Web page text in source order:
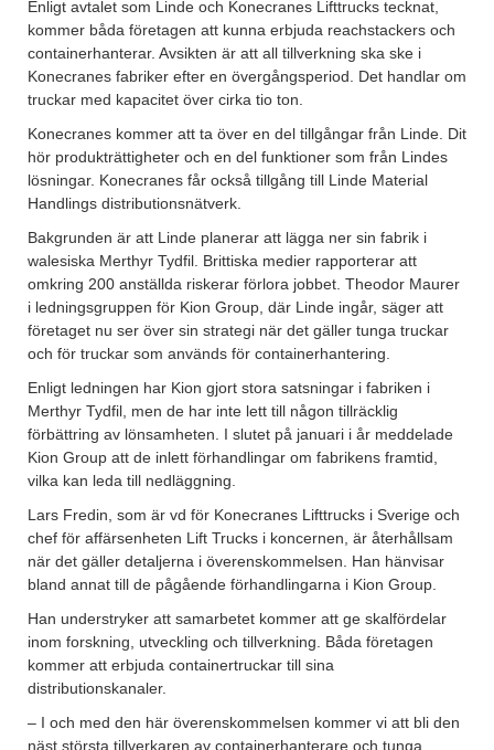
Enligt avtalet som Linde och Konecranes Lifttrucks tecknat,
kommer båda företagen att kunna erbjuda reachstackers och
containerhanterar. Avsikten är att all tillverkning ska ske i
Konecranes fabriker efter en övergångsperiod. Det handlar om
truckar med kapacitet över cirka tio ton.
Konecranes kommer att ta över en del tillgångar från Linde. Dit
hör produkträttigheter och en del funktioner som från Lindes
lösningar. Konecranes får också tillgång till Linde Material
Handlings distributionsnätverk.
Bakgrunden är att Linde planerar att lägga ner sin fabrik i
walesiska Merthyr Tydfil. Brittiska medier rapporterar att
omkring 200 anställda riskerar förlora jobbet. Theodor Maurer
i ledningsgruppen för Kion Group, där Linde ingår, säger att
företaget nu ser över sin strategi när det gäller tunga truckar
och för truckar som används för containerhantering.
Enligt ledningen har Kion gjort stora satsningar i fabriken i
Merthyr Tydfil, men de har inte lett till någon tillräcklig
förbättring av lönsamheten. I slutet på januari i år meddelade
Kion Group att de inlett förhandlingar om fabrikens framtid,
vilka kan leda till nedläggning.
Lars Fredin, som är vd för Konecranes Lifttrucks i Sverige och
chef för affärsenheten Lift Trucks i koncernen, är återhållsam
när det gäller detaljerna i överenskommelsen. Han hänvisar
bland annat till de pågående förhandlingarna i Kion Group.
Han understryker att samarbetet kommer att ge skalfördelar
inom forskning, utveckling och tillverkning. Båda företagen
kommer att erbjuda containertruckar till sina
distributionskanaler.
– I och med den här överenskommelsen kommer vi att bli den
näst största tillverkaren av containerhanterare och tunga